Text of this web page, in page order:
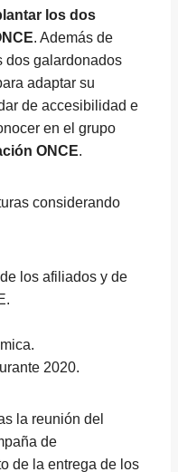
los dos
. Además de
dos galardonados
adaptar su
de accesibilidad e
en el grupo
ONCE.
considerando
los afiliados y de
2020.
la reunión del
de
de la entrega de los